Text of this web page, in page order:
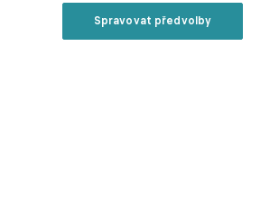
Spravovat předvolby